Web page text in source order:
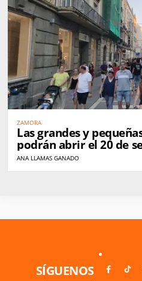
ZAMORA
Las grandes y
podrán abrir el 20 de
ANA LLAMAS GANADO
SÍGUENOS